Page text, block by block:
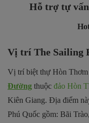
Hỗ trợ tự
Vị trí The Sailing
Vị trí biệt thự Hòn
Đường thuộc đảo Hòn
Kiên Giang. Địa điểm
Phú Quốc gồm: Bãi